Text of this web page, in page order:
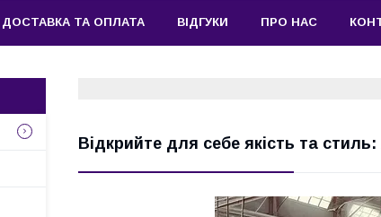
ДОСТАВКА ТА ОПЛАТА ВІДГУКИ ПРО НАС
Відкрийте для себе якість та